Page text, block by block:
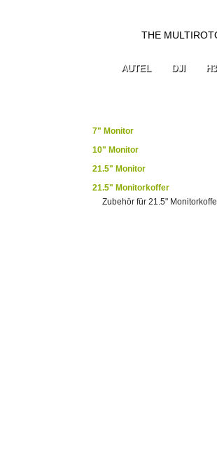
THE
AUTEL DJI H3
7" Monitor
10" Monitor
21.5" Monitor
21.5" Monitorkoffer
Zubehör für 21.5"